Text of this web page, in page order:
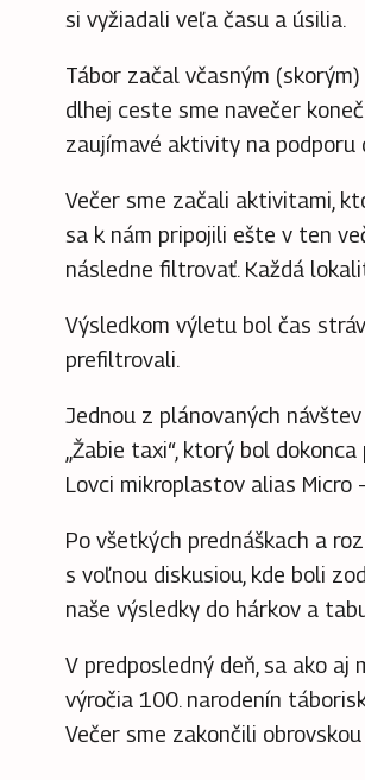
si vyžiadali veľa času a úsilia.
Tábor začal včasným
dlhej ceste sme navečer
zaujímavé aktivity na
Večer sme začali aktivitami,
sa k nám pripojili ešte v ten
následne filtrovať. Každá
Výsledkom výletu bol čas
prefiltrovali.
Jednou z plánovaných
„Žabie taxi“, ktorý bol
Lovci mikroplastov alias Micro
Po všetkých prednáškach a
s voľnou diskusiou, kde boli
naše výsledky do hárkov a
V predposledný deň, sa ako aj
výročia 100. narodenín
Večer sme zakončili